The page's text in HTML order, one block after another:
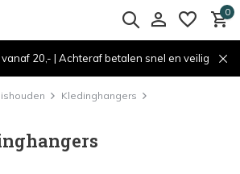
0
20,- | Achteraf betalen snel en veilig
Kledinghangers